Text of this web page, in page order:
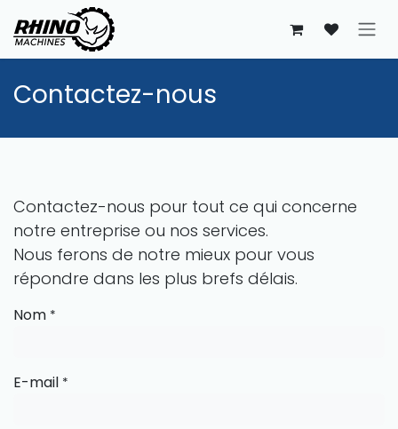
Se rendre au contenu
Contactez-nous
Contactez-nous pour tout ce qui concerne
notre entreprise ou nos services.
Nous ferons de notre mieux pour vous
répondre dans les plus brefs délais.
Nom *
E-mail *